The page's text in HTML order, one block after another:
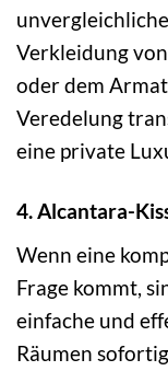
Verkleidung
oder dem
Veredelung
eine private
4. Alcantara-
Wenn eine
Frage kommt,
einfache und
Räumen